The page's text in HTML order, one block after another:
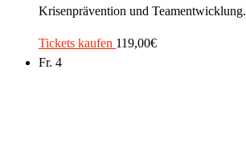
Krisenprävention und Teamentwicklung.
Tickets kaufen 119,00€
Fr. 4